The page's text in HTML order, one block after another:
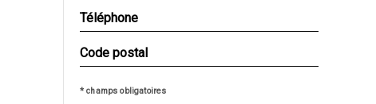
* champs obligatoires